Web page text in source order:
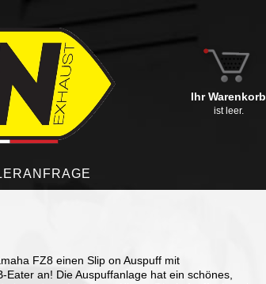
Ihr Warenkorb
ist leer.
FZ8 einen Slip on Auspuff mit
Eater an! Die Auspuffanlage hat ein schönes,